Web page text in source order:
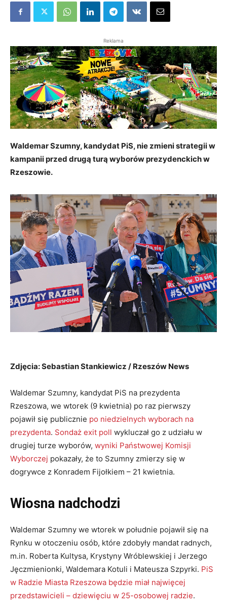
Reklama
Waldemar Szumny, kandydat PiS, nie zmieni strategii w
kampanii przed drugą turą wyborów prezydenckich w
Rzeszowie.
1/11
Zdjęcia: Sebastian Stankiewicz / Rzeszów News
Waldemar Szumny, kandydat PiS na prezydenta
Rzeszowa, we wtorek (9 kwietnia) po raz pierwszy
pojawił się publicznie po niedzielnych wyborach na
prezydenta. Sondaż exit poll wykluczał go z udziału w
drugiej turze wyborów, wyniki Państwowej Komisji
Wyborczej pokazały, że to Szumny zmierzy się w
dogrywce z Konradem Fijołkiem – 21 kwietnia.
Wiosna nadchodzi
Waldemar Szumny we wtorek w południe pojawił się na
Rynku w otoczeniu osób, które zdobyły mandat radnych,
m.in. Roberta Kultysa, Krystyny Wróblewskiej i Jerzego
Jęczmienionki, Waldemara Kotuli i Mateusza Szpyrki. PiS
w Radzie Miasta Rzeszowa będzie miał najwięcej
przedstawicieli – dziewięciu w 25-osobowej radzie.